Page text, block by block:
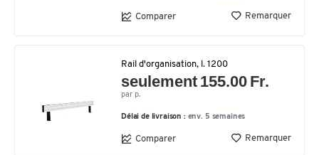
Comparer Remarquer
Rail d'organisation, l. 1200
seulement 155.00 Fr.
par p.
Délai de livraison : env. 5 semaines
Comparer Remarquer